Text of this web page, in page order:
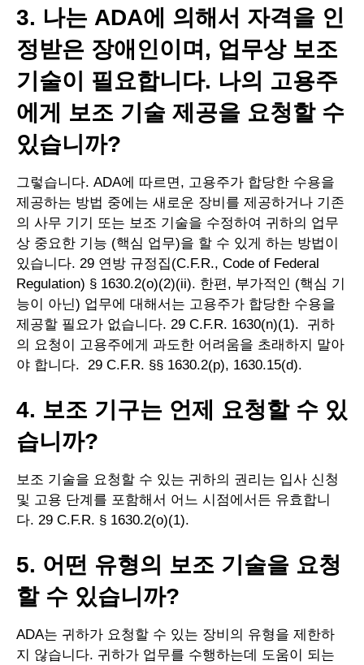
3. 나는 ADA에 의해서 자격을 인
정받은 장애인이며, 업무상 보조
기술이 필요합니다. 나의 고용주
에게 보조 기술 제공을 요청할 수
있습니까?
그렇습니다. ADA에 따르면, 고용주가 합당한 수용을
제공하는 방법 중에는 새로운 장비를 제공하거나 기존
의 사무 기기 또는 보조 기술을 수정하여 귀하의 업무
상 중요한 기능 (핵심 업무)을 할 수 있게 하는 방법이
있습니다. 29 연방 규정집(C.F.R., Code of Federal
Regulation) § 1630.2(o)(2)(ii). 한편, 부가적인 (핵심 기
능이 아닌) 업무에 대해서는 고용주가 합당한 수용을
제공할 필요가 없습니다. 29 C.F.R. 1630(n)(1). 귀하
의 요청이 고용주에게 과도한 어려움을 초래하지 말아
야 합니다. 29 C.F.R. §§ 1630.2(p), 1630.15(d).
4. 보조 기구는 언제 요청할 수 있
습니까?
보조 기술을 요청할 수 있는 귀하의 권리는 입사 신청
및 고용 단계를 포함해서 어느 시점에서든 유효합니
다. 29 C.F.R. § 1630.2(o)(1).
5. 어떤 유형의 보조 기술을 요청
할 수 있습니까?
ADA는 귀하가 요청할 수 있는 장비의 유형을 제한하
지 않습니다. 귀하가 업무를 수행하는데 도움이 되는